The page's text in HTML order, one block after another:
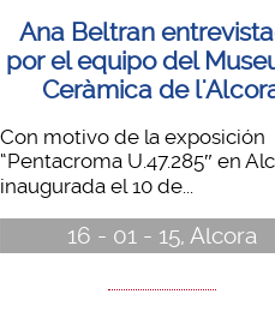
Ana Beltran
por el equipo del
Ceràmica de
Con motivo de la exposición
“Pentacroma U.47.285″ en
inaugurada el 10 de...
16 - 01 - 15, Alcora